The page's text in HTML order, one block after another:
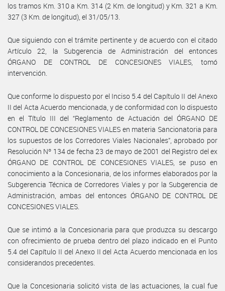
los tramos Km. 310 a Km. 314 (2 Km. de longitud) y Km. 321 a Km.
327 (3 Km. de longitud), el 31/05/13.
Que siguiendo con el trámite pertinente y de acuerdo con el citado
Artículo 22, la Subgerencia de Administración del entonces
ÓRGANO DE CONTROL DE CONCESIONES VIALES, tomó
intervención.
Que conforme lo dispuesto por el Inciso 5.4 del Capítulo II del Anexo
II del Acta Acuerdo mencionada, y de conformidad con lo dispuesto
en el Título III del “Reglamento de Actuación del ÓRGANO DE
CONTROL DE CONCESIONES VIALES en materia Sancionatoria para
los supuestos de los Corredores Viales Nacionales”, aprobado por
Resolución Nº 134 de fecha 23 de mayo de 2001 del Registro del ex
ÓRGANO DE CONTROL DE CONCESIONES VIALES, se puso en
conocimiento a la Concesionaria, de los informes elaborados por la
Subgerencia Técnica de Corredores Viales y por la Subgerencia de
Administración, ambas del entonces ÓRGANO DE CONTROL DE
CONCESIONES VIALES.
Que se intimó a la Concesionaria para que produzca su descargo
con ofrecimiento de prueba dentro del plazo indicado en el Punto
5.4 del Capítulo II del Anexo II del Acta Acuerdo mencionada en los
considerandos precedentes.
Que la Concesionaria solicitó vista de las actuaciones, la cual fue